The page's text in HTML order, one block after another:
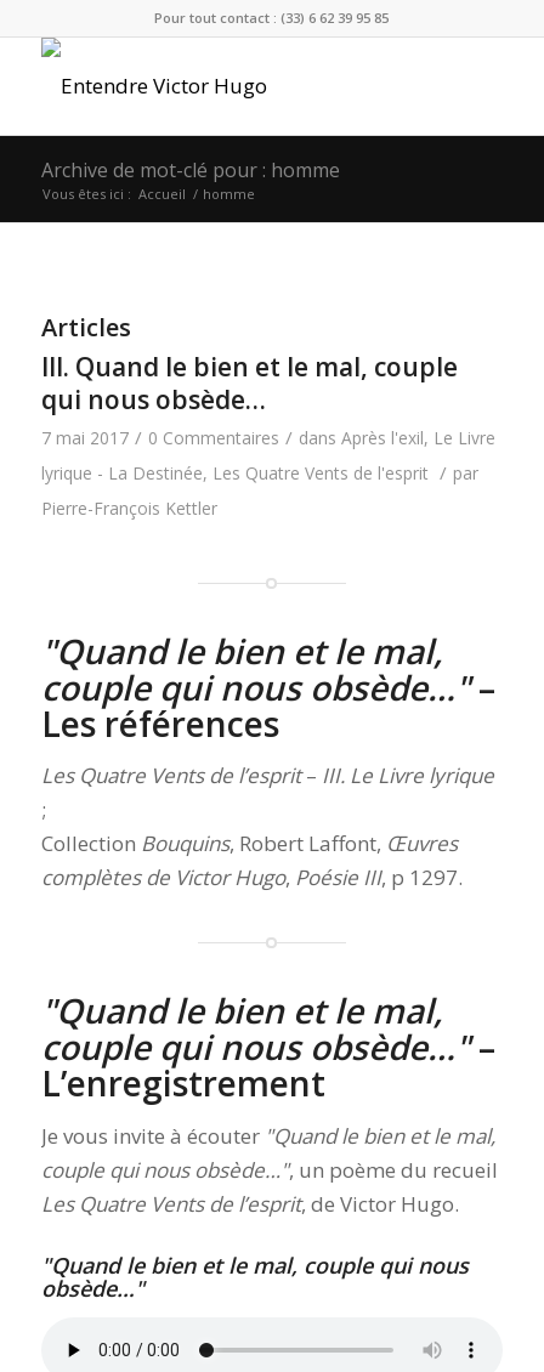
Pour tout contact : (33) 6 62 39 95 85
Archive de mot-clé pour : homme
Vous êtes ici : Accueil / homme
Articles
III. Quand le bien et le mal, couple
qui nous obsède…
7 mai 2017 / 0 Commentaires / dans Après l'exil, Le Livre
lyrique - La Destinée, Les Quatre Vents de l'esprit / par
Pierre-François Kettler
Quand le bien et le mal,
couple qui nous obsède… –
Les références
Les Quatre Vents de l’esprit– III. Le Livre lyrique
;
Collection Bouquins, Robert Laffont, Œuvres
complètes de Victor Hugo, Poésie III, p 1297.
Quand le bien et le mal,
couple qui nous obsède… –
L’enregistrement
Je vous invite à écouter Quand le bien et le mal,
couple qui nous obsède… , un poème du recueil
Les Quatre Vents de l’esprit, de Victor Hugo.
Quand le bien et le mal, couple qui nous
obsède…